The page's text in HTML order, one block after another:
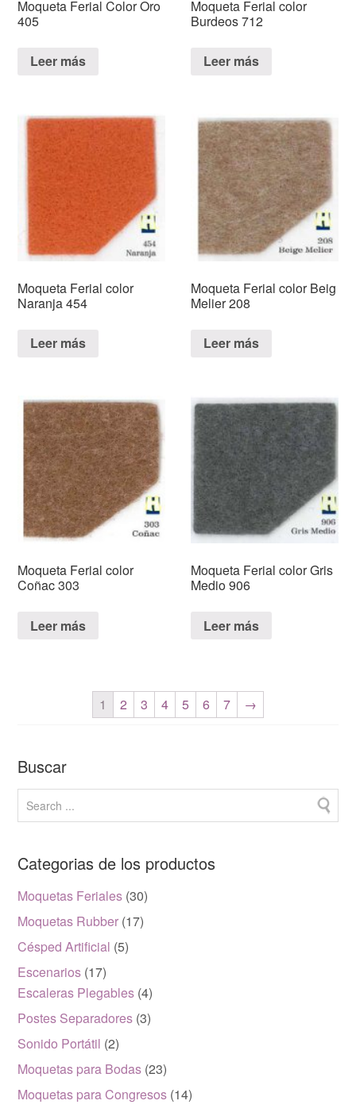
Moqueta Ferial Color Oro
405
Leer más
Moqueta Ferial color
Burdeos 712
Leer más
Moqueta Ferial color
Naranja 454
Leer más
Moqueta Ferial color Beig
Melier 208
Leer más
Moqueta Ferial color
Coñac 303
Leer más
Moqueta Ferial color Gris
Medio 906
Leer más
1 2 3 4 5 6 7 →
Buscar
Categorias de los productos
Moquetas Feriales (30)
Moquetas Rubber (17)
Césped Artificial (5)
Escenarios (17)
Escaleras Plegables (4)
Postes Separadores (3)
Sonido Portátil (2)
Moquetas para Bodas (23)
Moquetas para Congresos (14)